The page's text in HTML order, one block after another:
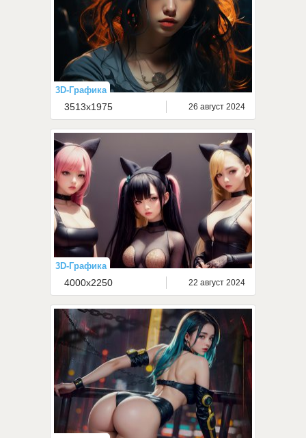
3D-Графика
3513x1975 26 август 2024
3D-Графика
4000x2250 22 август 2024